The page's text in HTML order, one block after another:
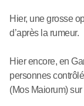
Hier, une grosse
d’après la rumeur.
Hier encore, en
personnes
(Mos Maiorum)